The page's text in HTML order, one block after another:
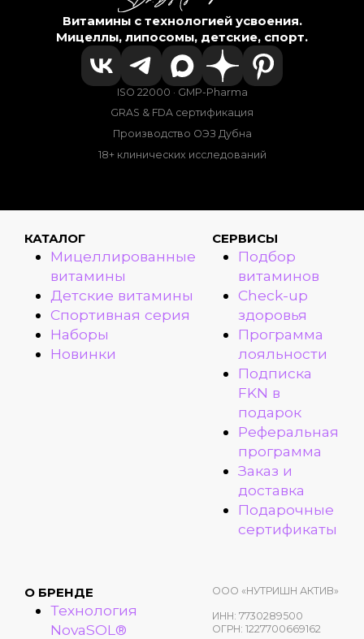
Витамины с технологией усвоения.
Мицеллы, липосомы, детские, спорт.
ISO 22000 · GMP-Pharma
GRAS & FDA сертификация
Производство ОЭЗ Дубна
18+ клинических исследований
КАТАЛОГ
Мицеллированные
витамины
Детские витамины
Спортивная серия
Наборы
Новинки
СЕРВИСЫ
Подбор
витаминов
Check-up
здоровья
Программа
лояльности
Подписка
FKN в
подарок
Реферальная
программа
Заказ и
доставка
Подарочные
сертификаты
О БРЕНДЕ
Технология
NovaSOL®
ООО «НУТРИШН АКТИВ»
ИНН: 7730289500
ОГРН: 1227700669162